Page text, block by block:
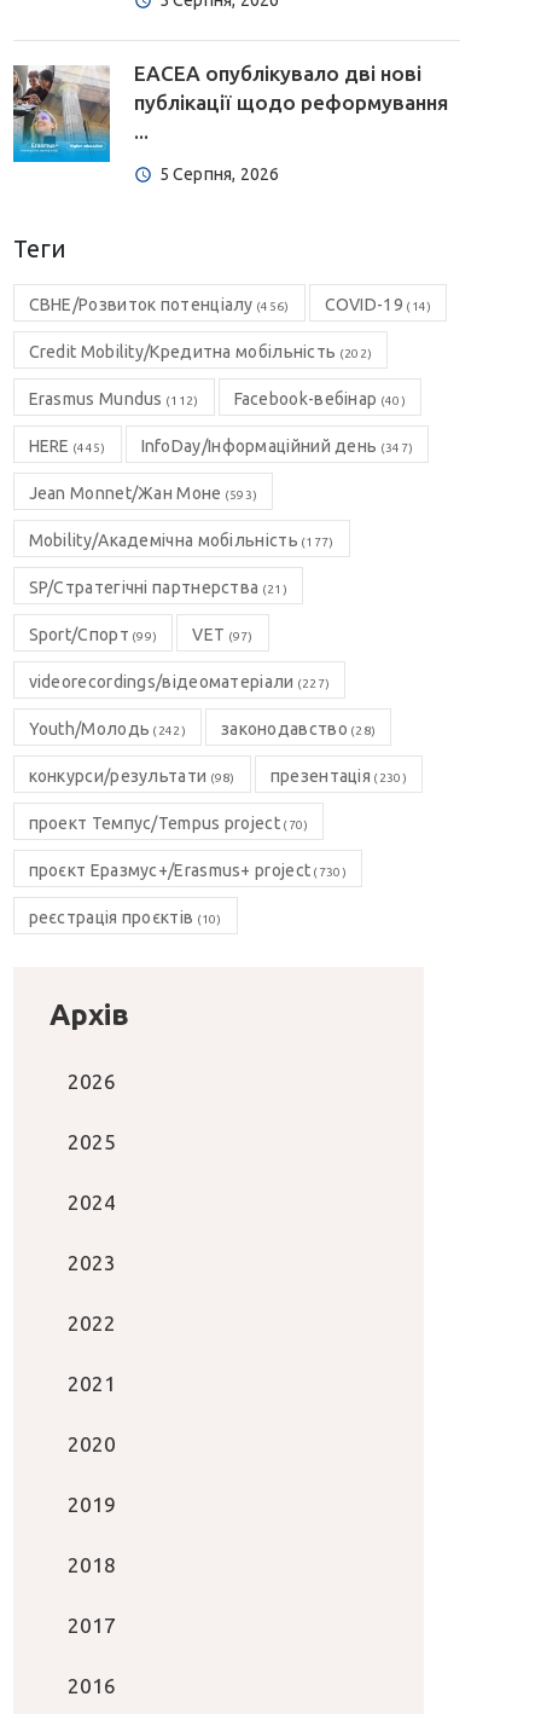
EACEA опублікувало дві нові
публікації щодо реформування
...
5 Серпня, 2026
Теги
CBHE/Розвиток потенціалу (456) COVID-19 (14)
Credit Mobility/Кредитна мобільність (202)
Erasmus Mundus (112) Facebook-вебінар (40)
HERE (445) InfoDay/Інформаційний день (347)
Jean Monnet/Жан Моне (593)
Mobility/Академічна мобільність (177)
SP/Стратегічні партнерства (21)
Sport/Спорт (99) VET (97)
videorecordings/відеоматеріали (227)
Youth/Молодь (242) законодавство (28)
конкурси/результати (98) презентація (230)
проект Темпус/Tempus project(70)
проєкт Еразмус+/Erasmus+ project (730)
реєстрація проєктів (10)
Архів
2026
2025
2024
2023
2022
2021
2020
2019
2018
2017
2016